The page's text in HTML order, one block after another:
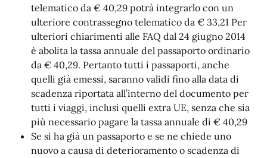
telematico da € 40,29 potrà integrarlo con un
ulteriore contrassegno telematico da € 33,21 Per
ulteriori chiarimenti alle FAQ dal 24 giugno 2014
è abolita la tassa annuale del passaporto ordinario
da € 40,29. Pertanto tutti i passaporti, anche
quelli già emessi, saranno validi fino alla data di
scadenza riportata all’interno del documento per
tutti i viaggi, inclusi quelli extra UE, senza che sia
più necessario pagare la tassa annuale di € 40,29
Se si ha già un passaporto e se ne chiede uno
nuovo a causa di deterioramento o scadenza di